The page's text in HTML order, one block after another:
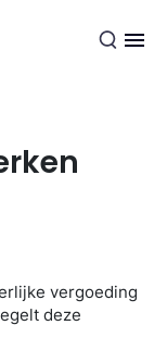
vergoeding
deze